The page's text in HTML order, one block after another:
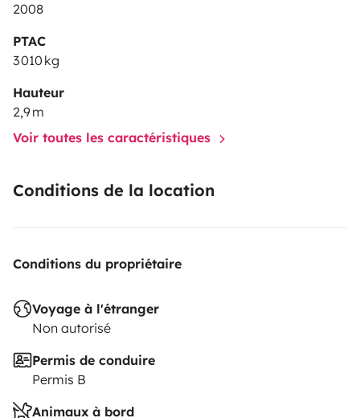
2008
PTAC
3 010 kg
Hauteur
2,9 m
Voir toutes les caractéristiques
Conditions de la location
Conditions du propriétaire
Voyage à l'étranger
Non autorisé
Permis de conduire
Permis B
Animaux à bord